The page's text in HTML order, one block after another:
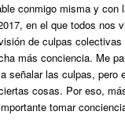
conmigo misma y con
en el que todos nos
de culpas colectivas
más conciencia. Me
señalar las culpas, pero
cosas. Por eso,
tomar